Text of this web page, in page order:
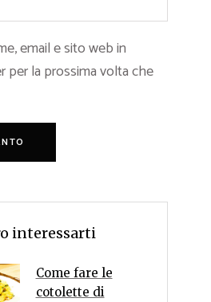
email e sito web in
per la prossima volta che
interessarti
Come fare le
cotolette di